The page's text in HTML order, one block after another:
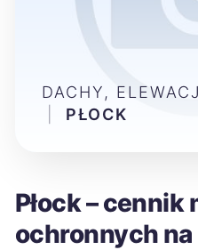
Płock –
ochronnych
DACHY,
PŁOCK